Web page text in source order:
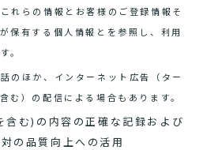
れらの情報とお客様のご登録情報そ
保有する個人情報とを参照し、利用
。
のほか、インターネット広告（ター
む）の配信による場合もあります。
含む)の内容の正確な記録および
の品質向上への活用